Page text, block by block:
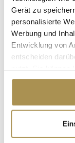
Gerät zu
personalisierte
Werbung und
Entwicklung von
entscheiden
Cookie-Erklärung
Trigger Symbol
erfassen,
Autor: *
Kommentar:*
Sicherheitscode